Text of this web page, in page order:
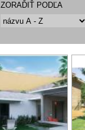
ZORAĎIŤ PODĽA